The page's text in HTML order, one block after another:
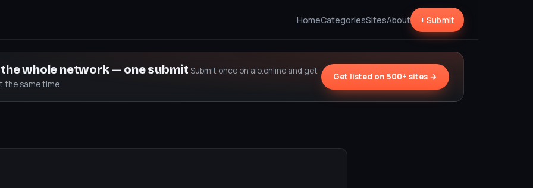
HomeCategoriesSitesAbout + Submit
whole network — one submit Submit once on aio.online and get
the same time.
Get listed on 500+ sites →